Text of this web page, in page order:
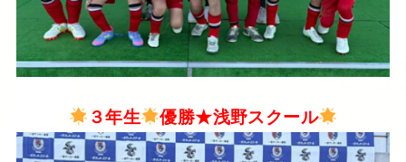
３年生 優勝★浅野スクール